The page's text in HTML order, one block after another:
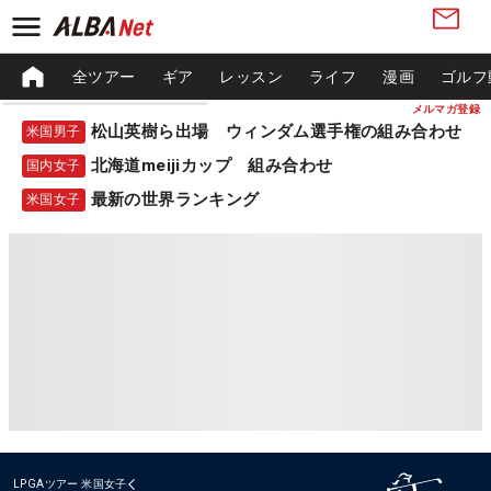
メルマガ登録
全ツアー ギア レッスン ライフ 漫画 ゴル
米国男子 松山英樹ら出場 ウィンダム選手権の組み合わせ
国内女子 北海道meijiカップ 組み合わせ
米国女子 最新の世界ランキング
LPGAツアー 米国女子